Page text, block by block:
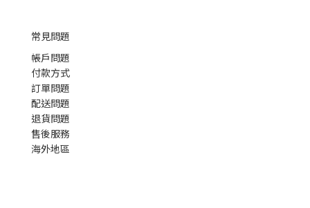
常見問題
帳戶問題
付款方式
訂單問題
配送問題
退貨問題
售後服務
海外地區